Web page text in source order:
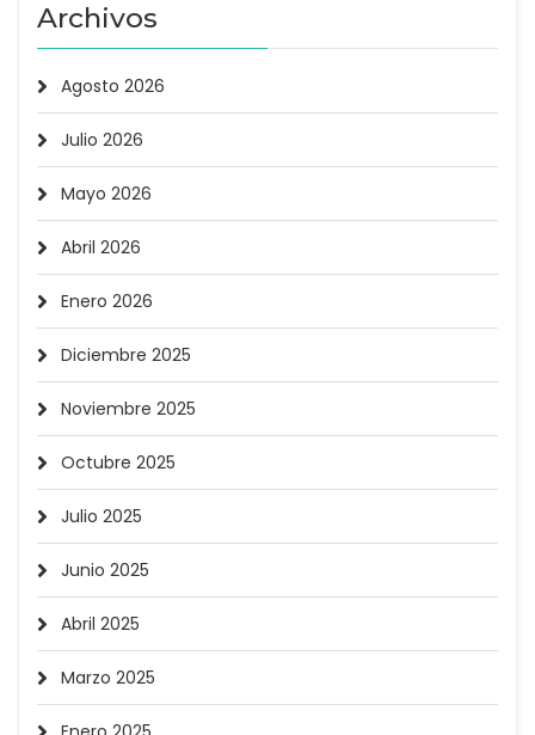
Archivos
Agosto 2026
Julio 2026
Mayo 2026
Abril 2026
Enero 2026
Diciembre 2025
Noviembre 2025
Octubre 2025
Julio 2025
Junio 2025
Abril 2025
Marzo 2025